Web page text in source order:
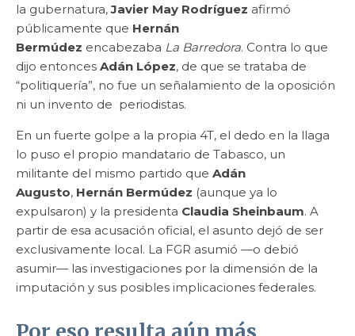
la gubernatura,Javier May Rodríguez afirmó
públicamente que Hernán
Bermúdez encabezaba La Barredora. Contra lo que
dijo entonces Adán López, de que se trataba de
“politiquería”, no fue un señalamiento de la oposición
ni un invento de periodistas.
En un fuerte golpe a la propia 4T, el dedo en la llaga
lo puso el propio mandatario de Tabasco, un
militante del mismo partido que Adán
Augusto, Hernán Bermúdez (aunque ya lo
expulsaron) y la presidenta Claudia Sheinbaum. A
partir de esa acusación oficial, el asunto dejó de ser
exclusivamente local. La FGR asumió —o debió
asumir— las investigaciones por la dimensión de la
imputación y sus posibles implicaciones federales.